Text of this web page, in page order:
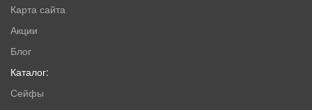
Карта сайта
Акции
Блог
Каталог:
Сейфы